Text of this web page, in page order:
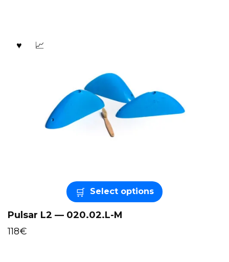
Select options
Pulsar L2 — 020.02.L-M
118€